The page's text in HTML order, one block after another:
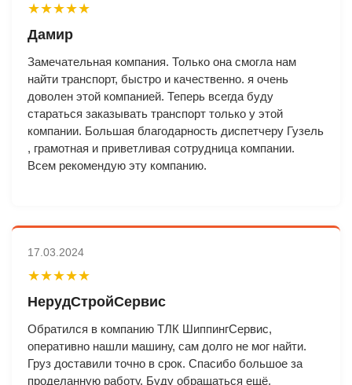
★★★★★
Дамир
Замечательная компания. Только она смогла нам
найти транспорт, быстро и качественно. я очень
доволен этой компанией. Теперь всегда буду
стараться заказывать транспорт только у этой
компании. Большая благодарность диспетчеру Гузель
, грамотная и приветливая сотрудница компании.
Всем рекомендую эту компанию.
17.03.2024
★★★★★
НерудСтройСервис
Обратился в компанию ТЛК ШиппингСервис,
оперативно нашли машину, сам долго не мог найти.
Груз доставили точно в срок. Спасибо большое за
проделанную работу. Буду обращаться ещё.